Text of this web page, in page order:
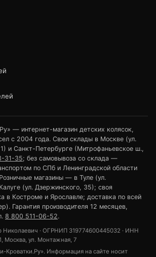
— интернет-магазин детских колясок,
с 2004 года. Свои склады в Москве (ул.
и Санкт-Петербурге (Митрофаньевское ш.,
31-35; без самовывоза со склада —
по СПб и Ленинградской области
магазины — в Туле (ул.
(ул. Дзержинского, 35); своя
в Костроме и Ярославле; доставка по всей
Гарантия производителя 12 месяцев,
8 800 511-06-52.
Николаевич · ОГРНИП 319774600445032 · ИНН
Москва, ул. Монтажная, 7
Кроватки.Ру». Информация на сайте носит